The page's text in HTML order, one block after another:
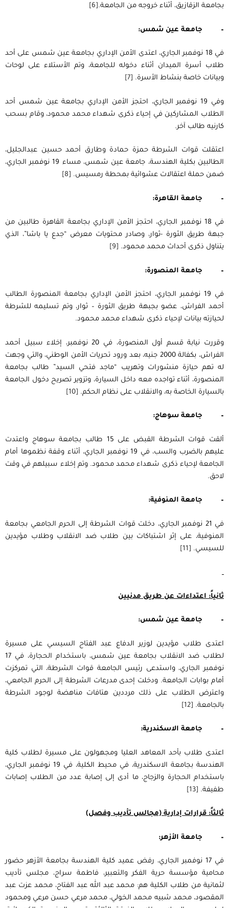
بجامعة الزقازيق، أثناء خروجه من الجامعة.[6]
– جامعة عين شمس:
في 18 نوفمبر الجاري، اعتدى الأمن الإداري بجامعة عين شمس على أحد
طلاب أسرة الميدان أثناء دخوله للجامعة، وتم الأستلاء على لوحات
وبيانات خاصة بنشاط الأسرة.
وفي 19 نوفمبر الجاري، احتجز الأمن الإداري بجامعة عين شمس أحد
الطلاب المشاركين في إحياء ذكرى شهداء محمد محمود، وقام بسحب
كارنيه طالب آخر.
اعتقلت قوات الشرطة حمزة حمادة وطارق أحمد حسين عبدالجليل،
الطالبين بكلية الهندسة، جامعة عين شمس، مساء 19 نوفمبر الجاري،
ضمن حملة اعتقالات عشوائية بمحطة رمسيس.
– جامعة القاهرة:
في 18 نوفمبر الجاري، احتجز الأمن الإداري بجامعة القاهرة طالبين من
جبهة طريق الثورة -ثوار، وصادر محتويات معرض “جدع يا باشا”، الذي
يتناول ذكرى أحداث محمد محمود.
– جامعة المنصورة:
في 19 نوفمبر الجاري، احتجز الأمن الإداري بجامعة المنصورة الطالب
أحمد الفراش، عضو بجبهة طريق الثورة – ثوار، وتم تسليمه للشرطة
لحيازته بيانات لإحياء ذكرى شهداء محمد محمود.
وقررت نيابة قسم أول المنصورة، في 20 نوفمبر، إخلاء سبيل أحمد
الفراش، بكفالة 2000 جنيه، بعد ورود تحريات الأمن الوطني، والتي وجهت
له تهم حيازة منشورات وتهريب “ماجد فتحي السيد” طالب بجامعة
المنصورة، أثناء تواجده معه داخل السيارة، وتزوير تصريح دخول الجامعة
بالسيارة الخاصة به، والانقلاب على نظام الحكم.
– جامعة سوهاج:
ألقت قوات الشرطة القبض على 15 طالب بجامعة سوهاج واعتدت
عليهم بالضرب والسب، في 19 نوفمبر الجاري، أثناء وقفة نظموها أمام
الجامعة لإحياء ذكرى شهداء محمد محمود. وتم إخلاء سبيلهم في وقت
لاحق.
– جامعة المنوفية:
في 21 نوفمبر الجاري، دخلت قوات الشرطة إلى الحرم الجامعي بجامعة
المنوفية، على إثر اشتباكات بين طلاب ضد الانقلاب وطلاب مؤيدين
للسيسي.
ثانياً: اعتداءات عن طريق مدنيين
– جامعة عين شمس:
اعتدى طلاب مؤيدين لوزير الدفاع عبد الفتاح السيسي على مسيرة
لطلاب ضد الانقلاب بجامعة عين شمس، باستخدام الحجارة، في 17
نوفمبر الجاري، واستدعى رئيس الجامعة قوات الشرطة، التي تمركزت
أمام بوابات الجامعة. ودخلت إحدى مدرعات الشرطة إلى الحرم الجامعي،
واعترض الطلاب على ذلك مرددين هتافات مناهضة لوجود الشرطة
بالجامعة.
– جامعة الاسكندرية:
اعتدى طلاب بأحد المعاهد العليا ومجهولون على مسيرة لطلاب كلية
الهندسة بجامعة الاسكندرية، في محيط الكلية، في 19 نوفمبر الجاري،
باستخدام الحجارة والزجاج، ما أدى إلى إصابة عدد من الطلاب إصابات
طفيفة.
ثالثاً: قرارات إدارية (مجالس تأديب وفصل)
– جامعة الأزهر:
في 17 نوفمبر الجاري، رفض عميد كلية الهندسة بجامعة الأزهر حضور
محامية مؤسسة حرية الفكر والتعبير، فاطمة سراج، مجلس تأديب
لثمانية من طلاب الكلية هم: محمد عبد الله عبد الفتاح، محمد عزت عبد
المقصود، محمد شبيه محمد الخولي، محمد مرعي حسن مرعي ومحمود